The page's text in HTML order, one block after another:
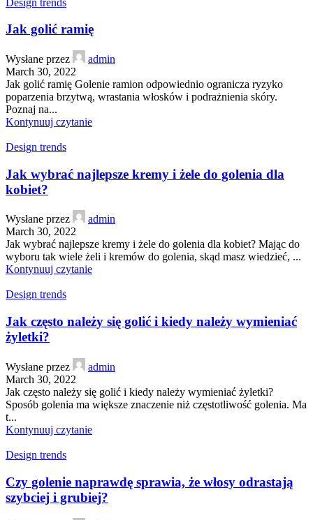
Jak golić ramię
Wysłane przez
admin
March 30, 2022
Jak golić ramię Golenie ramion odpowiednio ogranicza ryzyko
poparzenia brzytwą, wrastania włosków i podrażnienia skóry.
Poznaj na...
Kontynuuj czytanie
Design trends
Jak wybrać najlepsze kremy i żele do golenia dla
kobiet?
Wysłane przez
admin
March 30, 2022
Jak wybrać najlepsze kremy i żele do golenia dla kobiet? Mając do
wyboru tak wiele żeli i kremów do golenia, skąd masz wiedzieć, ...
Kontynuuj czytanie
Design trends
Jak często należy się golić i kiedy należy wymieniać
żyletki?
Wysłane przez
admin
March 30, 2022
Jak często należy się golić i kiedy należy wymieniać żyletki?
Sposób golenia ma większe znaczenie niż częstotliwość golenia. Ma
t...
Kontynuuj czytanie
Design trends
Czy golenie naprawdę sprawia, że włosy odrastają
szybciej i grubiej?